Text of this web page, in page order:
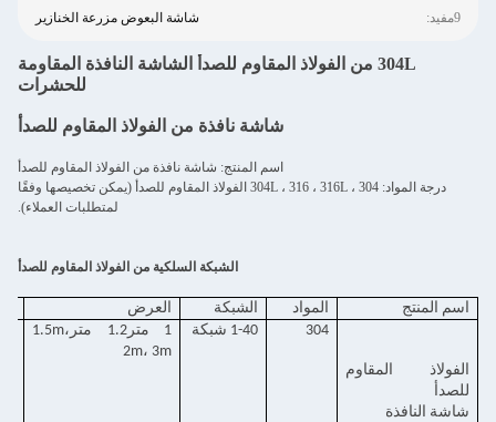
9مفيد: شاشة البعوض مزرعة الخنازير
304L من الفولاذ المقاوم للصدأ الشاشة النافذة المقاومة
للحشرات
شاشة نافذة من الفولاذ المقاوم للصدأ
اسم المنتج: شاشة نافذة من الفولاذ المقاوم للصدأ
درجة المواد: 304 ، 304L ، 316 ، 316L الفولاذ المقاوم للصدأ (يمكن تخصيصها وفقًا
لمتطلبات العملاء).
الشبكة السلكية من الفولاذ المقاوم للصدأ
اسم المنتج المواد الشبكة العرض
الفولاذ المقاوم
للصدأ
شاشة النافذة
304 1-40 شبكة
1 متر1.2 متر1.5m،
2m، 3m